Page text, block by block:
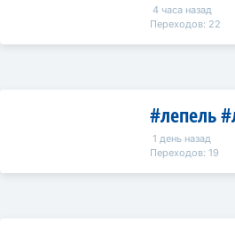
4 часа назад
Переходов: 22
#лепель
1 день назад
Переходов: 19